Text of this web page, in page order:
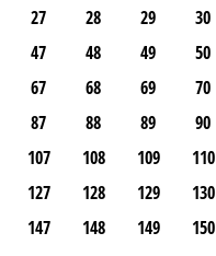
27
28 29 30
47
48 49 50
67
68 69 70
87
88 89 90
107
108 109 110
127
128 129 130
147
148 149 150